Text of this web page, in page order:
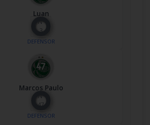
Luan
Nº
3
DEFENSOR
Marcos Paulo
Nº
47
DEFENSOR